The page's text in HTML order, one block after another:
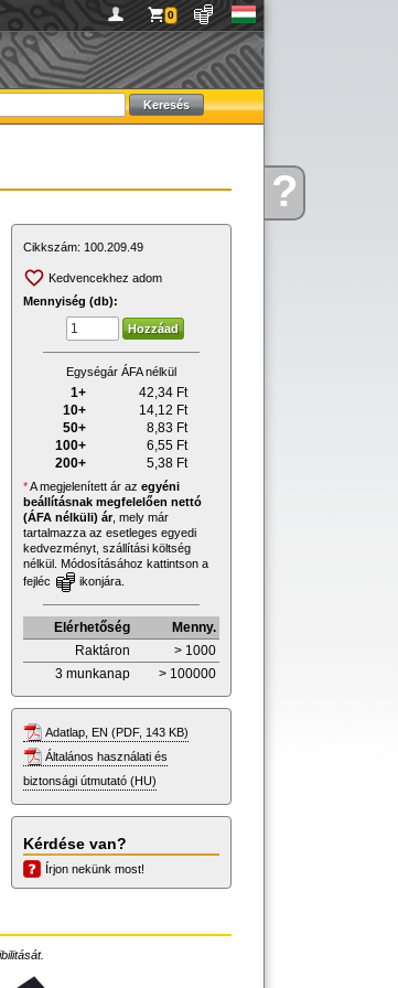
Kérdése?
0
Cikkszám: 100.209.49
Kedvencekhez adom
Mennyiség (db):
Egységár ÁFA nélkül
1+ 42,34 Ft
10+
14,12 Ft
50+
8,83 Ft
100+
6,55 Ft
200+
5,38 Ft
*A megjelenített ár az egyéni
beállításnak megfelelően nettó
(ÁFA nélküli) ár, mely már
tartalmazza az esetleges egyedi
kedvezményt, szállítási költség
nélkül. Módosításához kattintson a
fejléc
ikonjára.
Elérhetőség
Menny.
Raktáron
> 1000
3 munkanap
> 100000
Adatlap, EN (PDF, 143 KB)
Általános használati és
biztonsági útmutató (HU)
Kérdése van?
Írjon nekünk most!